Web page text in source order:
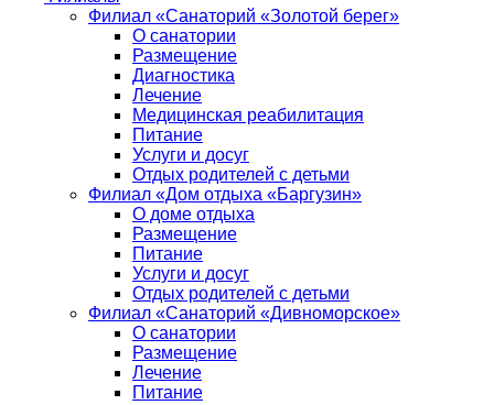
Филиал «Санаторий «Золотой берег»
О санатории
Размещение
Диагностика
Лечение
Медицинская реабилитация
Питание
Услуги и досуг
Отдых родителей с детьми
Филиал «Дом отдыха «Баргузин»
О доме отдыха
Размещение
Питание
Услуги и досуг
Отдых родителей с детьми
Филиал «Санаторий «Дивноморское»
О санатории
Размещение
Лечение
Питание